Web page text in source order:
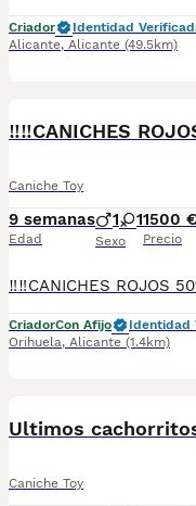
Criador
Identidad
Alicante, Alicante (49.5km)
‼️‼️CANICHES
Caniche Toy
9 semanas
Edad
1 1
Sexo
1500 €
Precio
CriadorCon Afijo
Identidad
Orihuela, Alicante (1.4km)
Ultimos
Caniche Toy